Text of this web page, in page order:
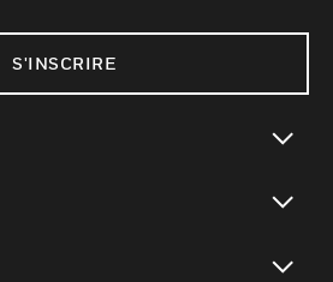
S'INSCRIRE